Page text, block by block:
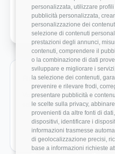
personalizzata, utilizzare
pubblicità personalizzata,
personalizzazione dei
selezione di contenuti
prestazioni degli annunci,
contenuti, comprendere il
o la combinazione di dati
sviluppare e migliorare i
la selezione dei contenuti,
prevenire e rilevare frodi,
presentare pubblicità e
le scelte sulla privacy,
provenienti da altre fonti di
dispositivi, identificare i
informazioni trasmesse
di geolocalizzazione precisi,
base a informazioni richieste
Crescita Professionale
Ruoli monitorati in
Vai direttamente ai ruoli con
salariali reali.
Business Developer